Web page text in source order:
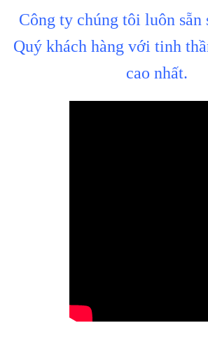
Công ty chúng tôi luôn sẵn
Quý khách hàng với tinh
cao nhất.